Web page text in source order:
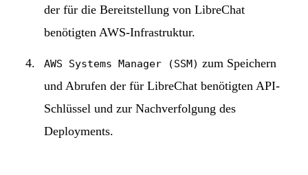
der für die Bereitstellung von LibreChat
benötigten AWS-Infrastruktur.
AWS Systems Manager (SSM) zum Speichern
und Abrufen der für LibreChat benötigten API-
Schlüssel und zur Nachverfolgung des
Deployments.